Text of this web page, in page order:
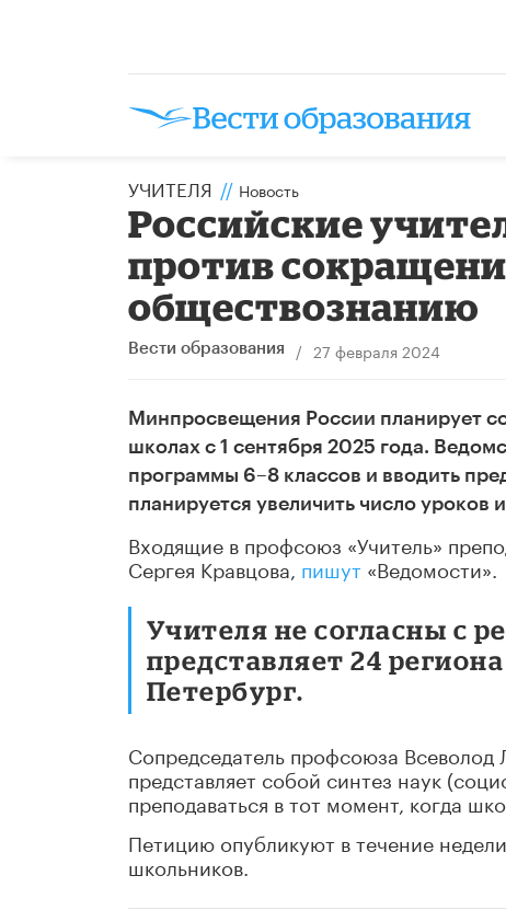
УЧИТЕЛЯ // Новость
Российские
против
обществознанию
Вести образования / 27 февраля 2024
Минпросвещения России планирует
школах с 1 сентября 2025 года.
программы 6–8 классов и вводить
планируется увеличить число уроков
Входящие в профсоюз «Учитель»
Сергея Кравцова, пишут «Ведомости».
Учителя не согласны с
представляет 24
Петербург.
Сопредседатель профсоюза
представляет собой синтез наук
преподаваться в тот момент, когда
Петицию опубликуют в течение
школьников.